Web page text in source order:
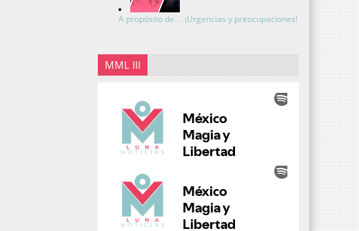
A propósito de… ¡Urgencias y preocupaciones!
MML III